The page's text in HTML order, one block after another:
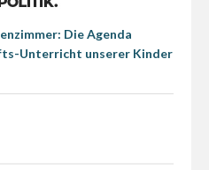
Die Agenda
Unterricht unserer Kinder